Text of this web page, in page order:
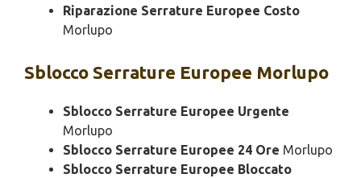
Riparazione Serrature Europee Costo
Morlupo
Sblocco Serrature Europee Morlupo
Sblocco Serrature Europee Urgente
Morlupo
Sblocco Serrature Europee 24 Ore Morlupo
Sblocco Serrature Europee Bloccato